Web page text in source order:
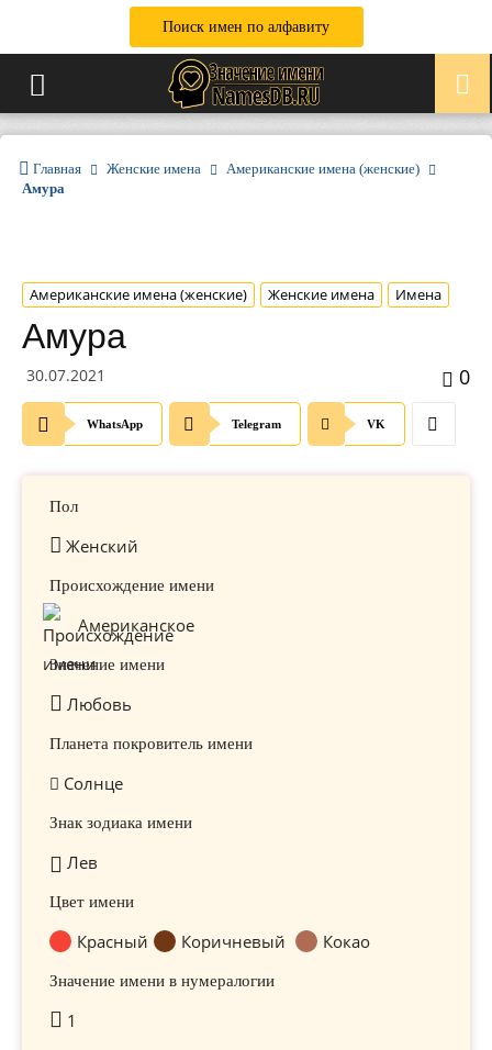
Поиск имен по алфавиту
Главная Женские имена
Американские имена (женские)
Амура
Американские имена (женские) Женские имена Имена
Амура
30.07.2021 0
WhatsApp Telegram VK
Пол
Женский
Происхождение имени
Американское
Значение имени
Любовь
Планета покровитель имени
Солнце
Знак зодиака имени
Лев
Цвет имени
Красный Коричневый Кокао
Значение имени в нумералогии
1